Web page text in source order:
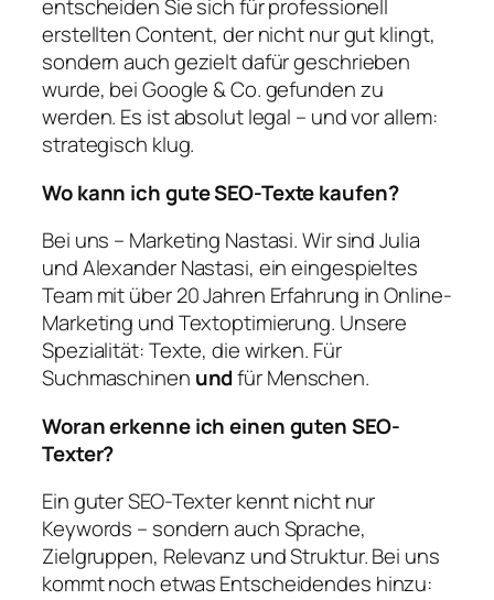
entscheiden Sie sich für professionell
erstellten Content, der nicht nur gut klingt,
sondern auch gezielt dafür geschrieben
wurde, bei Google & Co. gefunden zu
werden. Es ist absolut legal – und vor allem:
strategisch klug.
Wo kann ich gute SEO-Texte kaufen?
Bei uns – Marketing Nastasi. Wir sind Julia
und Alexander Nastasi, ein eingespieltes
Team mit über 20 Jahren Erfahrung in Online-
Marketing und Textoptimierung. Unsere
Spezialität: Texte, die wirken. Für
Suchmaschinen undfür Menschen.
Woran erkenne ich einen guten SEO-
Texter?
Ein guter SEO-Texter kennt nicht nur
Keywords – sondern auch Sprache,
Zielgruppen, Relevanz und Struktur. Bei uns
kommt noch etwas Entscheidendes hinzu: